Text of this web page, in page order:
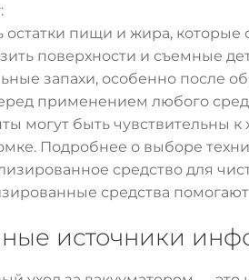
остатки пищи и жира, которые
поверхности и съемные
запахи, особенно после
применением любого
могут быть чувствительны
Подробнее о выборе
средства
источники